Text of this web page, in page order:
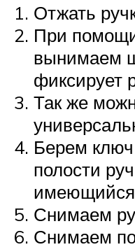
Отжать
При
вынимаем
фиксирует
Так же
Берем
полости
Снимаем
Снимаем